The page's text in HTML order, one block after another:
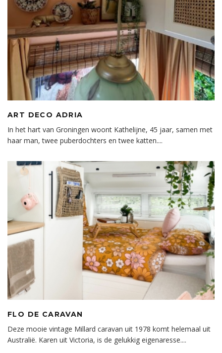
ART DECO ADRIA
In het hart van Groningen woont Kathelijne, 45 jaar, samen met
haar man, twee puberdochters en twee katten....
FLO DE CARAVAN
Deze mooie vintage Millard caravan uit 1978 komt helemaal uit
Australië. Karen uit Victoria, is de gelukkig eigenaresse....